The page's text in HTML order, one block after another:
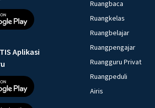
Aplikasi
Ruangbaca
Ruangkelas
Ruangbelajar
Ruangpengajar
Ruangguru Privat
Ruangpeduli
Airis